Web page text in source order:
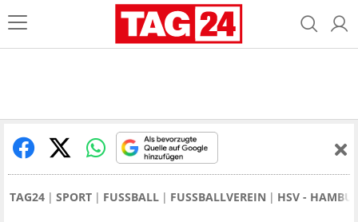
TAG24 SPORT FUSSBALL FUSSBALLVEREIN HSV -